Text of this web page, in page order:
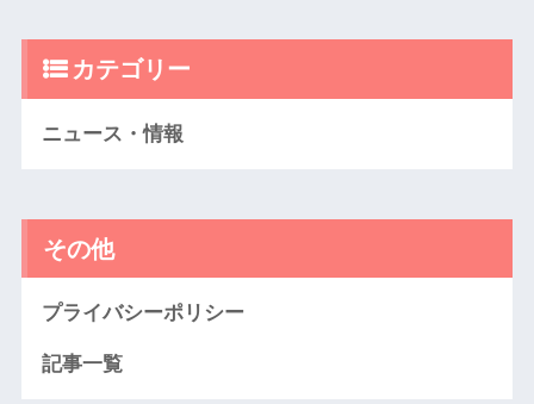
カテゴリー
ニュース・情報
その他
プライバシーポリシー
記事一覧